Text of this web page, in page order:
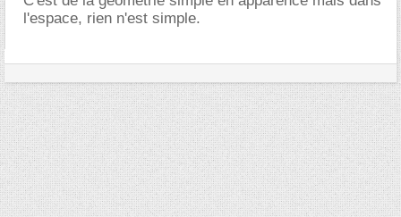
l'espace, rien n'est simple.